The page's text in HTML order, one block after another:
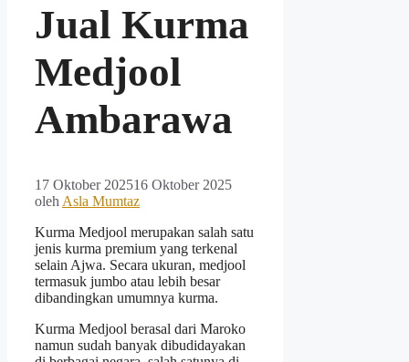
Jual Kurma
Medjool
Ambarawa
17 Oktober 202516 Oktober 2025
oleh Asla Mumtaz
Kurma Medjool merupakan salah satu
jenis kurma premium yang terkenal
selain Ajwa. Secara ukuran, medjool
termasuk jumbo atau lebih besar
dibandingkan umumnya kurma.
Kurma Medjool berasal dari Maroko
namun sudah banyak dibudidayakan